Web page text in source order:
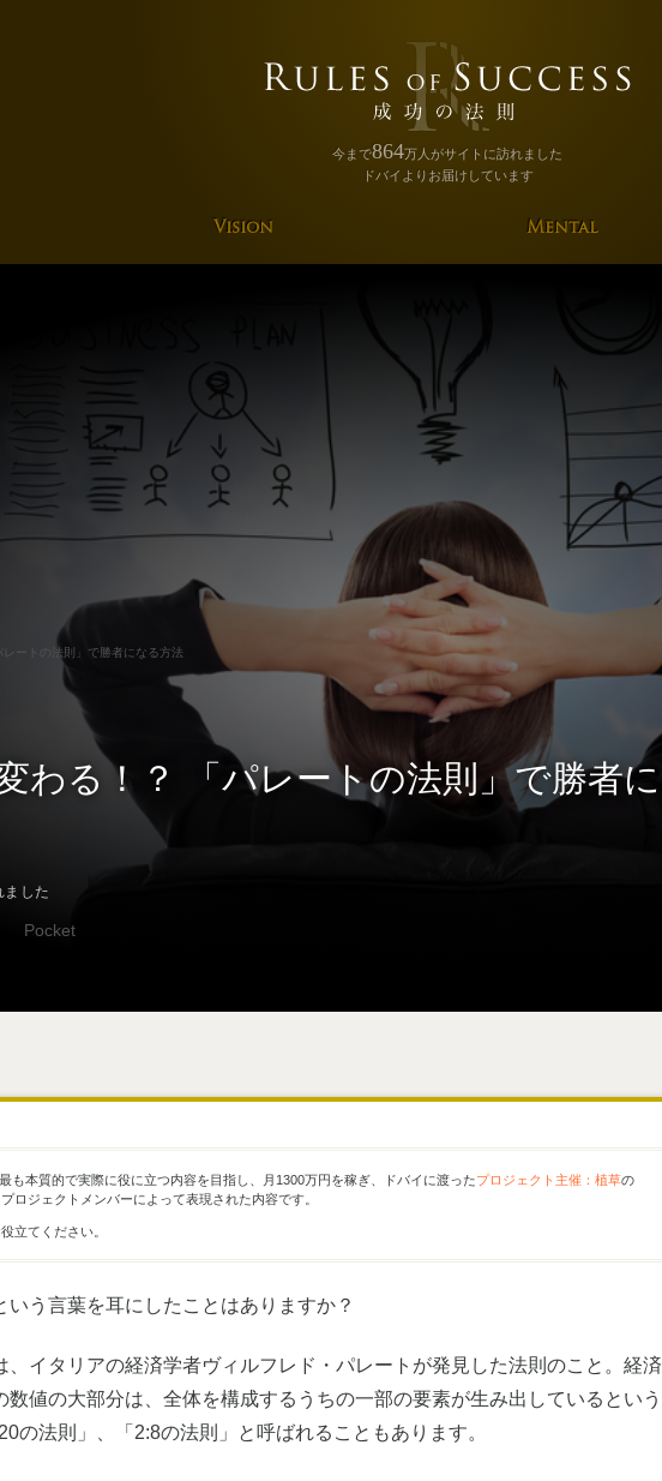
今まで864万人 がサイトに訪れました
ドバイよりお届けしています
Vision Mental
ートの法則」で勝者になる方法
わる！？ 「パレートの法則」で勝者に
ました
Pocket
も本質的で実際に役に立つ内容を目指し、月1300万円を稼ぎ、ドバイに渡ったプロジェクト主催：植草の
ロジェクトメンバーによって表現された内容です。
立てください。
いう言葉を耳にしたことはありますか？
、イタリアの経済学者ヴィルフレド・パレートが発見した法則のこと。経済
数値の大部分は、全体を構成するうちの一部の要素が生み出しているという
の法則」、「2:8の法則」と呼ばれることもあります。